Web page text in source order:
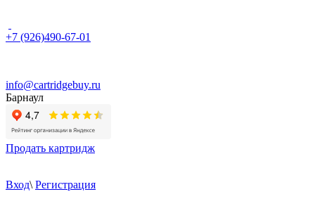
+7 (926)490-67-01
info@cartridgebuy.ru
Барнаул
Продать картридж
Вход\ Регистрация